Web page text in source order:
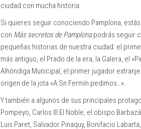
ciudad con mucha historia.
Si quieres seguir conociendo Pamplona,
con Más secretos de Pamplonapodrás seguir
pequeñas historias de nuestra ciudad: el
más antiguo, el Prado de la era, la Galera, el
Alhóndiga Municipal, el primer jugador
origen de la jota «A Sn Fermín pedimos…».
Y también a algunos de sus principales
Pompeyo, Carlos III El Noble, el obispo
Luis Paret, Salvador Pinaquy, Bonifacio